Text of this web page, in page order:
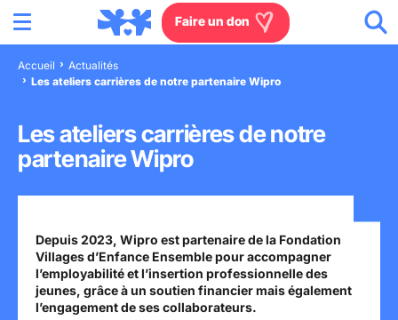
Aller à la recherche
Aller au pied de page
Faire un don
Nous connaître
Actions en France
Agissez à nos côtés
Actualités
Accueil
Actualités
Les ateliers carrières de notre partenaire Wipro
Les ateliers carrières de notre
partenaire Wipro
Depuis 2023, Wipro est partenaire de la Fondation
Villages d’Enfance Ensemble pour accompagner
l’employabilité et l’insertion professionnelle des
jeunes, grâce à un soutien financier mais également
l’engagement de ses collaborateurs.